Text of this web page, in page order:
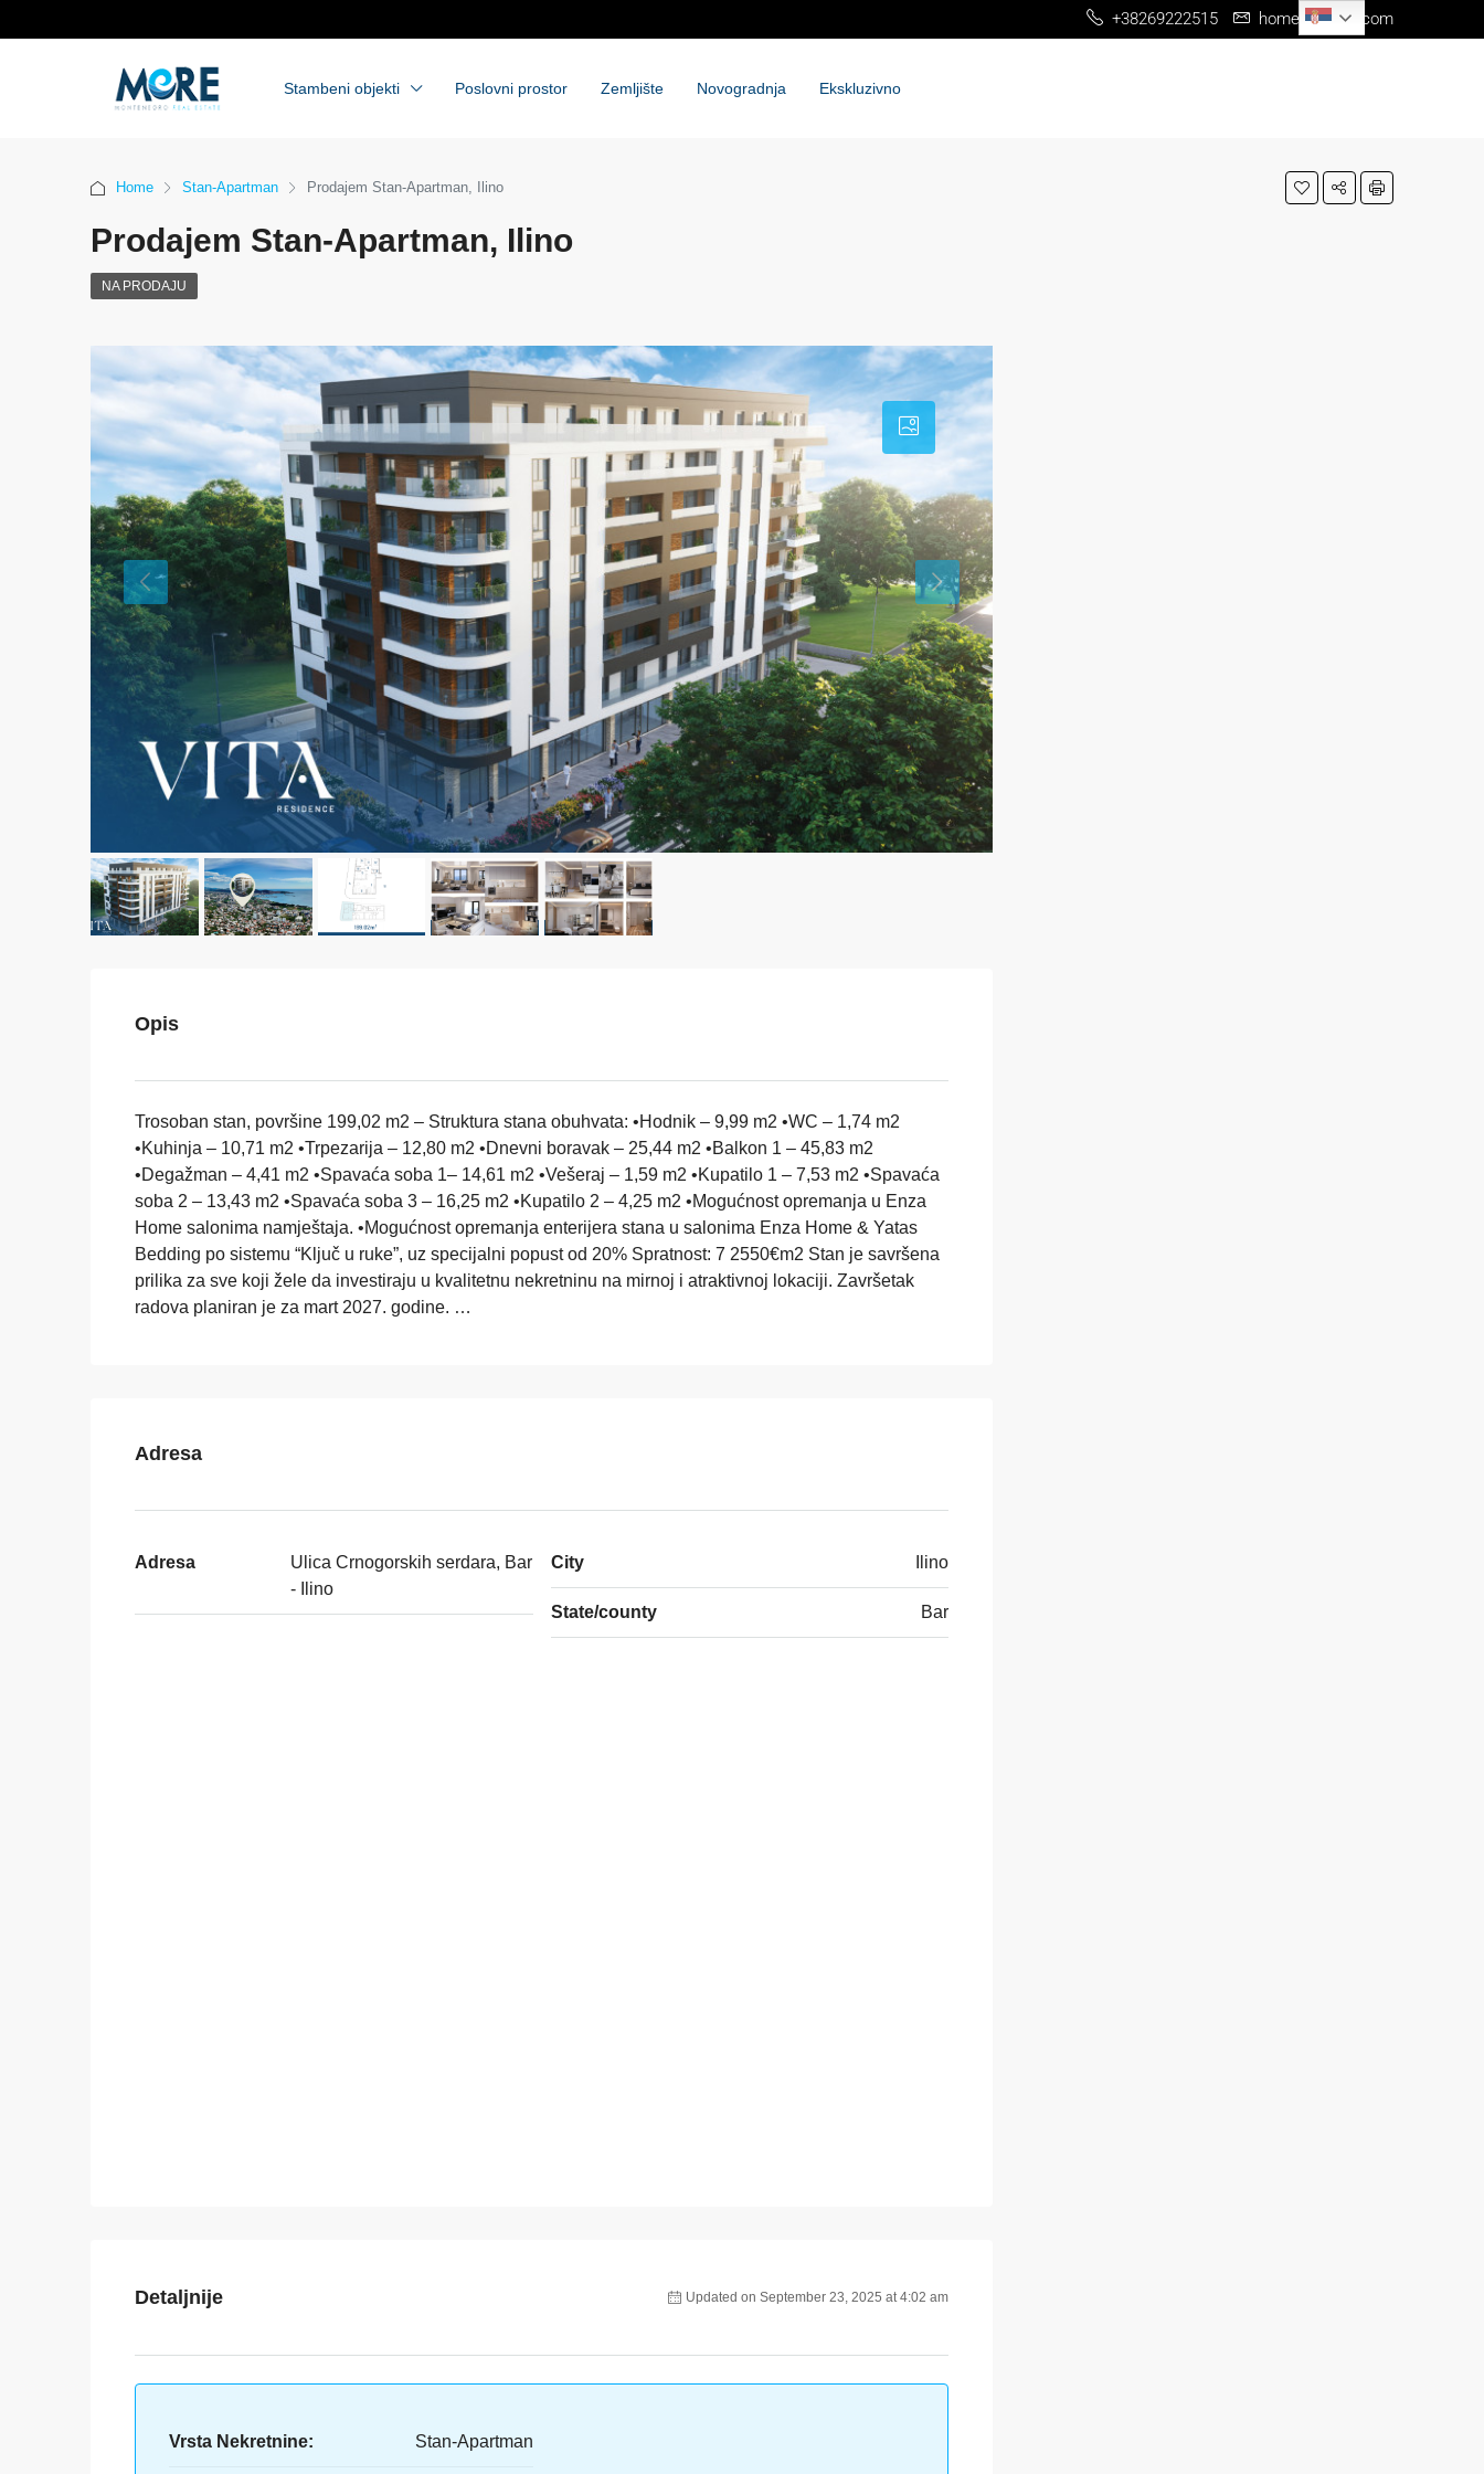
+38269222515 home@me-re.com
Stambeni objekti Poslovni prostor Zemljište Novogradnja Ekskluzivno
Home Stan-Apartman Prodajem Stan-Apartman, Ilino
Prodajem Stan-Apartman, Ilino
NA PRODAJU
Opis
Trosoban stan, površine 199,02 m2 – Struktura stana obuhvata: •Hodnik – 9,99 m2 •WC – 1,74 m2
•Kuhinja – 10,71 m2 •Trpezarija – 12,80 m2 •Dnevni boravak – 25,44 m2 •Balkon 1 – 45,83 m2
•Degažman – 4,41 m2 •Spavaća soba 1– 14,61 m2 •Vešeraj – 1,59 m2 •Kupatilo 1 – 7,53 m2 •Spavaća
soba 2 – 13,43 m2 •Spavaća soba 3 – 16,25 m2 •Kupatilo 2 – 4,25 m2 •Mogućnost opremanja u Enza
Home salonima namještaja. •Mogućnost opremanja enterijera stana u salonima Enza Home & Yatas
Bedding po sistemu “Ključ u ruke”, uz specijalni popust od 20% Spratnost: 7 2550€m2 Stan je savršena
prilika za sve koji žele da investiraju u kvalitetnu nekretninu na mirnoj i atraktivnoj lokaciji. Završetak
radova planiran je za mart 2027. godine. …
Adresa
Adresa
Ulica Crnogorskih serdara, Bar
- Ilino
City Ilino
State/county Bar
Detaljnije Updated on September 23, 2025 at 4:02 am
Vrsta Nekretnine: Stan-Apartman
Serbian